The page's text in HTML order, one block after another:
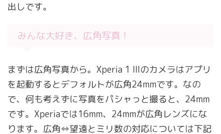
出しです。
みんな大好き、広角写真！
まずは広角写真から。Xperia 1 IIIのカメラはアプリ
を起動するとデフォルトが広角24mmです。なの
で、何も考えずに写真をパシャっと撮ると、24mm
です。Xperiaでは16mm、24mmが広角レンズにな
ります。広角⇔望遠とミリ数の対応については下記